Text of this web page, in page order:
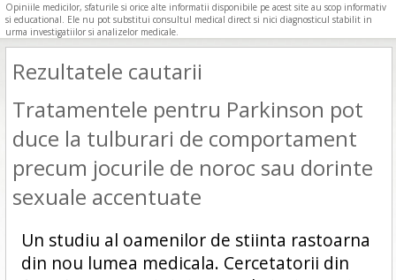
Opiniile medicilor, sfaturile si orice alte informatii disponibile pe acest site au scop informativ
si educational. Ele nu pot substitui consultul medical direct si nici diagnosticul stabilit in
urma investigatiilor si analizelor medicale.
Rezultatele cautarii
Tratamentele pentru Parkinson pot
duce la tulburari de comportament
precum jocurile de noroc sau dorinte
sexuale accentuate
Un studiu al oamenilor de stiinta rastoarna
din nou lumea medicala. Cercetatorii din